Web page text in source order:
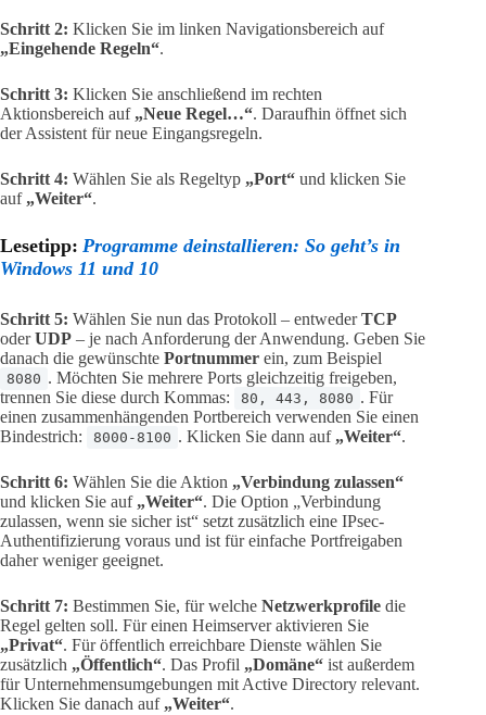
Schritt 2: Klicken Sie im linken Navigationsbereich auf
„Eingehende Regeln“.
Schritt 3: Klicken Sie anschließend im rechten
Aktionsbereich auf „Neue Regel…“. Daraufhin öffnet sich
der Assistent für neue Eingangsregeln.
Schritt 4: Wählen Sie als Regeltyp „Port“ und klicken Sie
auf „Weiter“.
Lesetipp: Programme deinstallieren: So geht’s in
Windows 11 und 10
Schritt 5: Wählen Sie nun das Protokoll – entwederTCP
oderUDP – je nach Anforderung der Anwendung. Geben Sie
danach die gewünschte Portnummer ein, zum Beispiel
8080 . Möchten Sie mehrere Ports gleichzeitig freigeben,
trennen Sie diese durch Kommas:
80, 443, 8080 . Für
einen zusammenhängenden Portbereich verwenden Sie einen
Bindestrich:
8000-8100 . Klicken Sie dann auf „Weiter“.
Schritt 6: Wählen Sie die Aktion „Verbindung zulassen“
und klicken Sie auf „Weiter“. Die Option „Verbindung
zulassen, wenn sie sicher ist“ setzt zusätzlich eine IPsec-
Authentifizierung voraus und ist für einfache Portfreigaben
daher weniger geeignet.
Schritt 7: Bestimmen Sie, für welche Netzwerkprofile die
Regel gelten soll. Für einen Heimserver aktivieren Sie
„Privat“. Für öffentlich erreichbare Dienste wählen Sie
zusätzlich „Öffentlich“. Das Profil „Domäne“ ist außerdem
für Unternehmensumgebungen mit Active Directory relevant.
Klicken Sie danach auf „Weiter“.